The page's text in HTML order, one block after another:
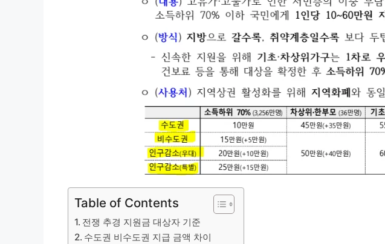
Table of Contents
전쟁 추경 지원금 대상자 기준
수도권 비수도권 지급 금액 차이